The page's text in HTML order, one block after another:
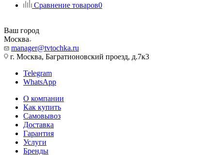
Сравнение товаров0
Ваш город
Москва
manager@tvtochka.ru
г. Москва, Багратионовский проезд, д.7к3
Telegram
WhatsApp
О компании
Как купить
Самовывоз
Доставка
Гарантия
Услуги
Бренды